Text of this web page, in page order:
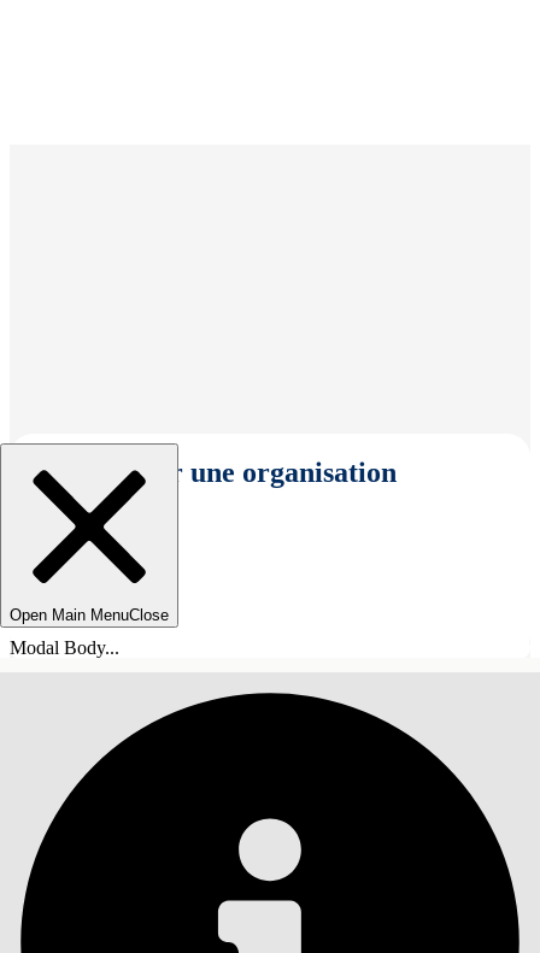
Sélectionner une organisation
Open Main MenuClose
Modal Body...
TABLE DES MATIÈRES